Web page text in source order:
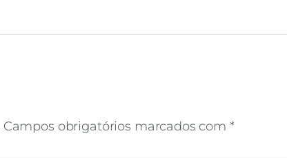
Campos obrigatórios marcados com *